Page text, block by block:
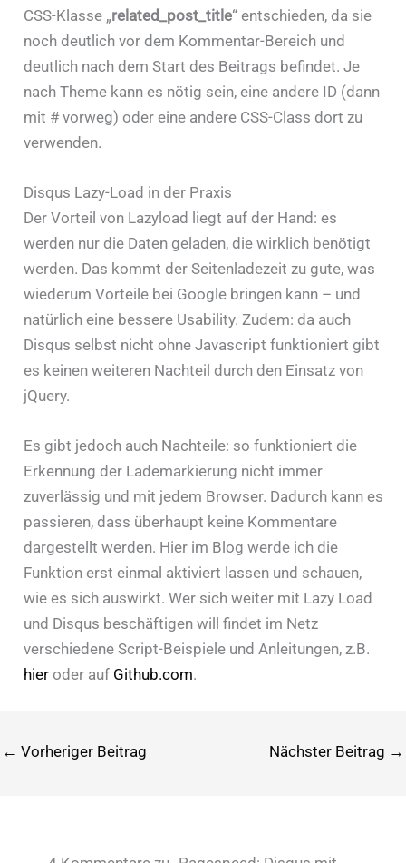
CSS-Klasse „related_post_title“ entschieden, da sie
noch deutlich vor dem Kommentar-Bereich und
deutlich nach dem Start des Beitrags befindet. Je
nach Theme kann es nötig sein, eine andere ID (dann
mit # vorweg) oder eine andere CSS-Class dort zu
verwenden.
Disqus Lazy-Load in der Praxis
Der Vorteil von Lazyload liegt auf der Hand: es
werden nur die Daten geladen, die wirklich benötigt
werden. Das kommt der Seitenladezeit zu gute, was
wiederum Vorteile bei Google bringen kann – und
natürlich eine bessere Usability. Zudem: da auch
Disqus selbst nicht ohne Javascript funktioniert gibt
es keinen weiteren Nachteil durch den Einsatz von
jQuery.
Es gibt jedoch auch Nachteile: so funktioniert die
Erkennung der Lademarkierung nicht immer
zuverlässig und mit jedem Browser. Dadurch kann es
passieren, dass überhaupt keine Kommentare
dargestellt werden. Hier im Blog werde ich die
Funktion erst einmal aktiviert lassen und schauen,
wie es sich auswirkt. Wer sich weiter mit Lazy Load
und Disqus beschäftigen will findet im Netz
verschiedene Script-Beispiele und Anleitungen, z.B.
hieroder auf Github.com.
← Vorheriger Beitrag Nächster Beitrag →